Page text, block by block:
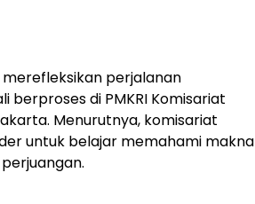
perjalanan
berproses di PMKRI Komisariat
Menurutnya, komisariat
untuk belajar memahami makna